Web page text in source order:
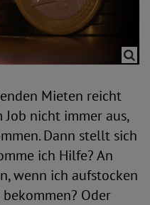
Mieten reicht
Job nicht immer aus,
Dann stellt sich
ich Hilfe? An
wenn ich aufstocken
Oder